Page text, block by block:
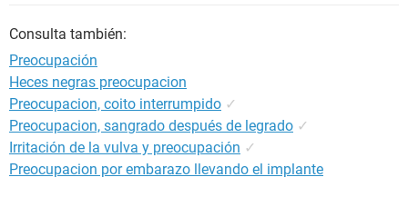
Consulta también:
Preocupación
Heces negras preocupacion
Preocupacion, coito interrumpido ✓
Preocupacion, sangrado después de legrado ✓
Irritación de la vulva y preocupación ✓
Preocupacion por embarazo llevando el implante